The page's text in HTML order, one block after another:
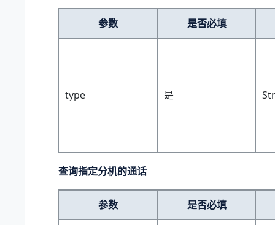
参数 是否必填
type 是
查询指定分机的通话
参数 是否必填